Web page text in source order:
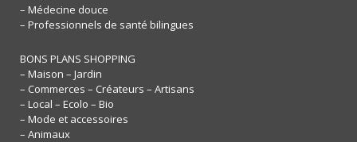
– Médecine douce
– Professionnels de santé bilingues
BONS PLANS SHOPPING
– Maison – Jardin
– Commerces – Créateurs – Artisans
– Local – Ecolo – Bio
– Mode et accessoires
– Animaux